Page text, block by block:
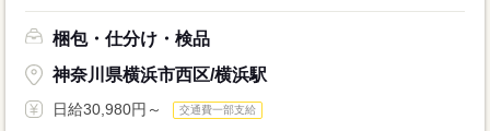
梱包・仕分け・検品
神奈川県横浜市西区/横浜駅
日給30,980円～ 交通費一部支給